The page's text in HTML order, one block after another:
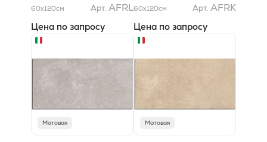
60x120см Арт. AFRL
Цена по запросу
60x120см Арт. AFRK
Цена по запросу
Матовая Матовая